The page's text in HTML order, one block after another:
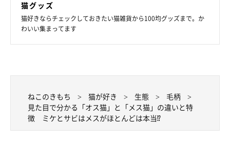
質感ムッチリ、お腹がタプタプなワケは？
猫グッズ
猫好きならチェックしておきたい猫雑貨から100均グッズまで。か
わいい集まってます
ねこのきもち 猫が好き 生態
毛柄
見た目で分かる「オス猫」と「メス猫」の違いと特
徴 ミケとサビはメスがほとんどは本当⁉